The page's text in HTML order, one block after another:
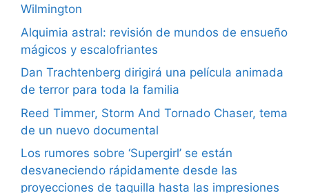
Wilmington
Alquimia astral: revisión de mundos de ensueño
mágicos y escalofriantes
Dan Trachtenberg dirigirá una película animada
de terror para toda la familia
Reed Timmer, Storm And Tornado Chaser, tema
de un nuevo documental
Los rumores sobre ‘Supergirl’ se están
desvaneciendo rápidamente desde las
proyecciones de taquilla hasta las impresiones